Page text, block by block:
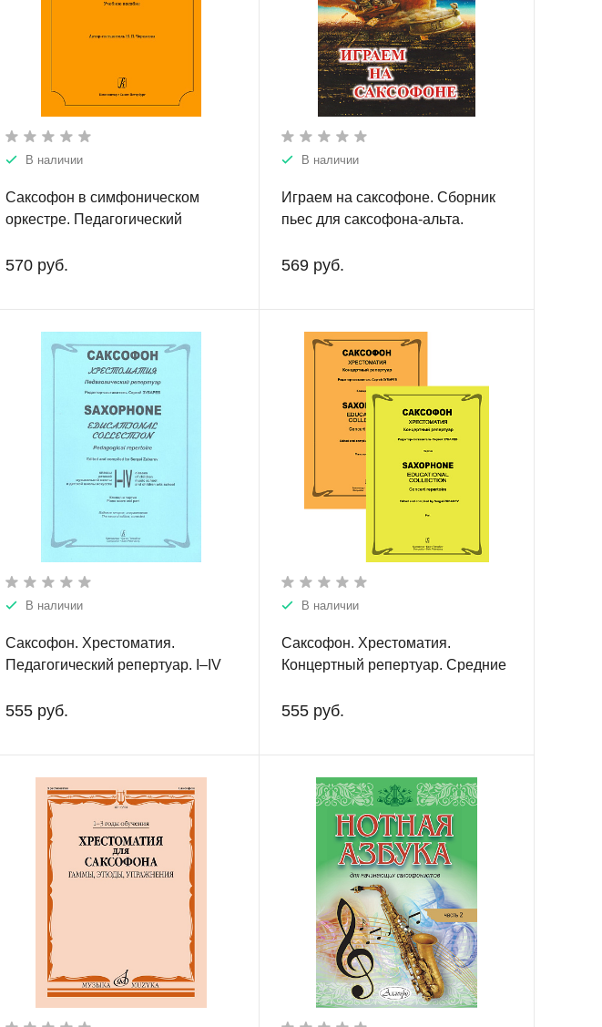
В наличии
Саксофон в симфоническом
оркестре. Педагогический
Учебное пособие.
570 руб.
В наличии
Играем на саксофоне. Сборник
пьес для саксофона-альта.
(ДШИ)
569 руб.
В наличии
Саксофон. Хрестоматия.
Педагогический репертуар. I–IV
школы. Клавир и партия.
555 руб.
В наличии
Саксофон. Хрестоматия.
Концертный репертуар. Средние
музыкальной школы и детской
555 руб.